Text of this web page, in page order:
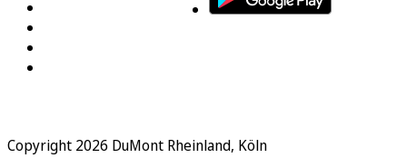
Copyright 2026 DuMont Rheinland, Köln